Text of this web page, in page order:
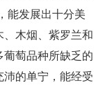
能发展出十分美
木烟、紫罗兰和
萄品种所缺乏的
的单宁，能经受